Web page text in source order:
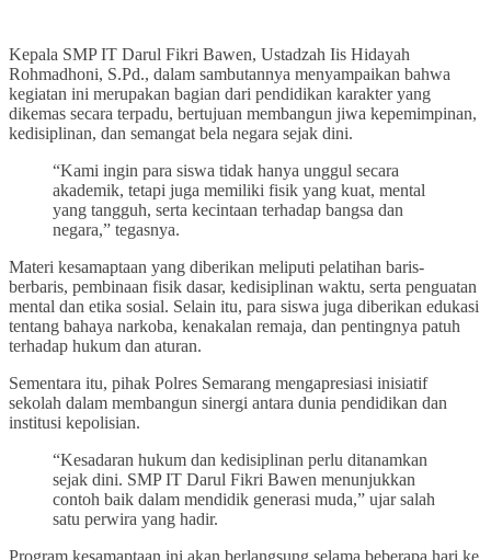
Kepala SMP IT Darul Fikri Bawen, Ustadzah Iis Hidayah
Rohmadhoni, S.Pd., dalam sambutannya menyampaikan bahwa
kegiatan ini merupakan bagian dari pendidikan karakter yang
dikemas secara terpadu, bertujuan membangun jiwa kepemimpinan,
kedisiplinan, dan semangat bela negara sejak dini.
“Kami ingin para siswa tidak hanya unggul secara
akademik, tetapi juga memiliki fisik yang kuat, mental
yang tangguh, serta kecintaan terhadap bangsa dan
negara,” tegasnya.
Materi kesamaptaan yang diberikan meliputi pelatihan baris-
berbaris, pembinaan fisik dasar, kedisiplinan waktu, serta penguatan
mental dan etika sosial. Selain itu, para siswa juga diberikan edukasi
tentang bahaya narkoba, kenakalan remaja, dan pentingnya patuh
terhadap hukum dan aturan.
Sementara itu, pihak Polres Semarang mengapresiasi inisiatif
sekolah dalam membangun sinergi antara dunia pendidikan dan
institusi kepolisian.
“Kesadaran hukum dan kedisiplinan perlu ditanamkan
sejak dini. SMP IT Darul Fikri Bawen menunjukkan
contoh baik dalam mendidik generasi muda,” ujar salah
satu perwira yang hadir.